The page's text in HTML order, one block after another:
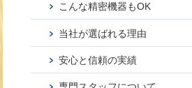
こんな精密機器もOK
当社が選ばれる理由
安心と信頼の実績